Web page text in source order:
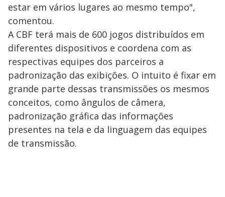
estar em vários lugares ao mesmo tempo",
comentou.
A CBF terá mais de 600 jogos distribuídos em
diferentes dispositivos e coordena com as
respectivas equipes dos parceiros a
padronização das exibições. O intuito é fixar em
grande parte dessas transmissões os mesmos
conceitos, como ângulos de câmera,
padronização gráfica das informações
presentes na tela e da linguagem das equipes
de transmissão.